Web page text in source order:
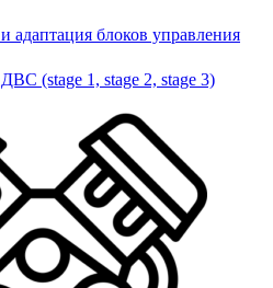
адаптация блоков управления
(stage 1, stage 2, stage 3)